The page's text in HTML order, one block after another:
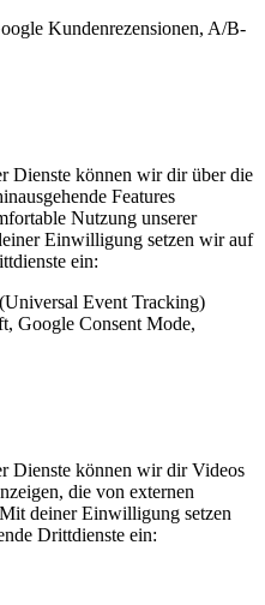
Kundenrezensionen, A/B-
Dienste können wir dir über die
Features
Nutzung unserer
Einwilligung setzen wir auf
ein:
Event Tracking)
Google Consent Mode,
Dienste können wir dir Videos
die von externen
deiner Einwilligung setzen
Drittdienste ein: